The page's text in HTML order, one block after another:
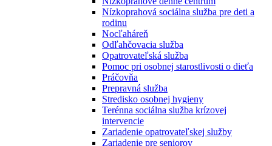
Nízkoprahová sociálna služba pre deti a
rodinu
Nocľaháreň
Odľahčovacia služba
Opatrovateľská služba
Pomoc pri osobnej starostlivosti o dieťa
Práčovňa
Prepravná služba
Stredisko osobnej hygieny
Terénna sociálna služba krízovej
intervencie
Zariadenie opatrovateľskej služby
Zariadenie pre seniorov